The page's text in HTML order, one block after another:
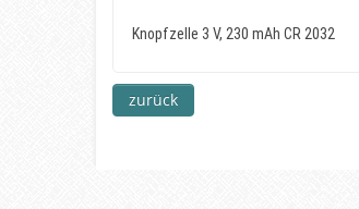
Knopfzelle 3 V, 230 mAh CR 2032